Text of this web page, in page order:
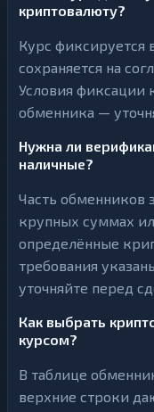
криптовалюту?
Курс фиксируется
сохраняется на
Условия фиксации
обменника —
Нужна ли
наличные?
Часть обменников
крупных суммах
определённые
требования
уточняйте перед
Как выбрать
курсом?
В таблице
верхние строки